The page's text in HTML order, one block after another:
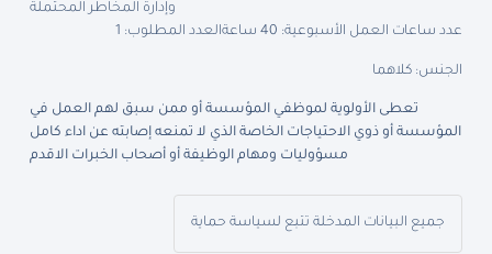
وإدارة المخاطر المحتملة
عدد ساعات العمل الأسبوعية: 40 ساعة
العدد المطلوب: 1
الجنس: كلاهما
تعطى الأولوية لموظفي المؤسسة أو ممن سبق لهم العمل في
المؤسسة أو ذوي الاحتياجات الخاصة الذي لا تمنعه إصابته عن اداء كامل
مسؤوليات ومهام الوظيفة أو أصحاب الخبرات الاقدم
جميع البيانات المدخلة تتبع لسياسة حماية